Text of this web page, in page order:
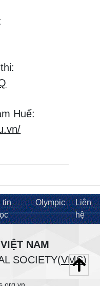
Huế:
tin
Olympic
Liên
hệ
NAM
SOCIETY(VMS)